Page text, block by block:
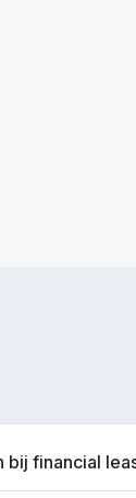
financial